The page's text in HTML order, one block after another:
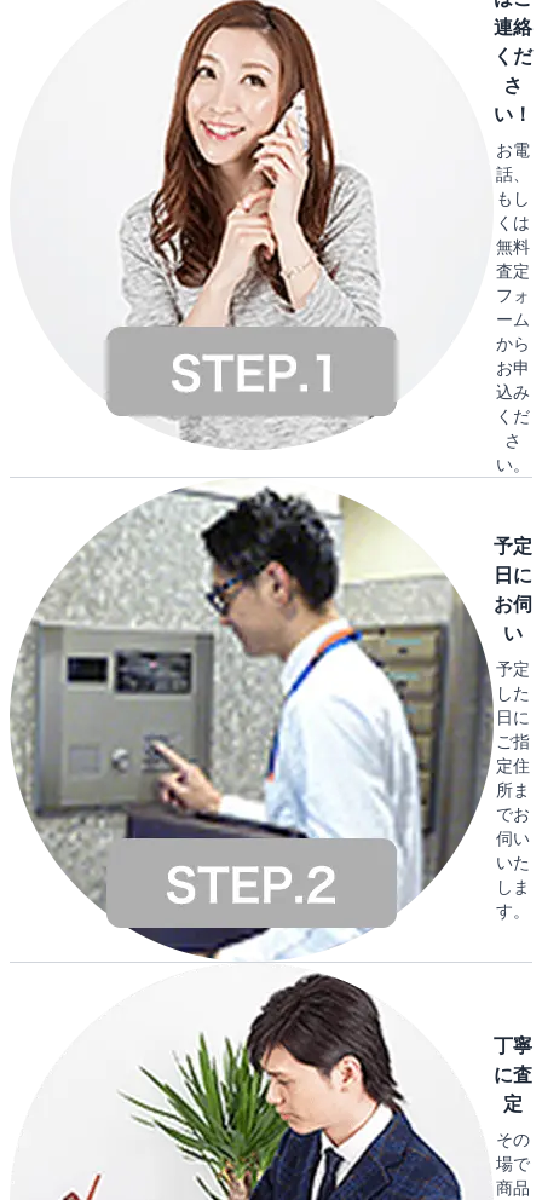
連絡
くだ
さ
い！
お電
話、
もし
くは
無料
査定
フォ
ーム
から
お申
込み
くだ
さ
い。
予定
日に
お伺
い
予定
した
日に
ご指
定住
所ま
でお
伺い
いた
しま
す。
丁寧
に査
定
その
場で
商品